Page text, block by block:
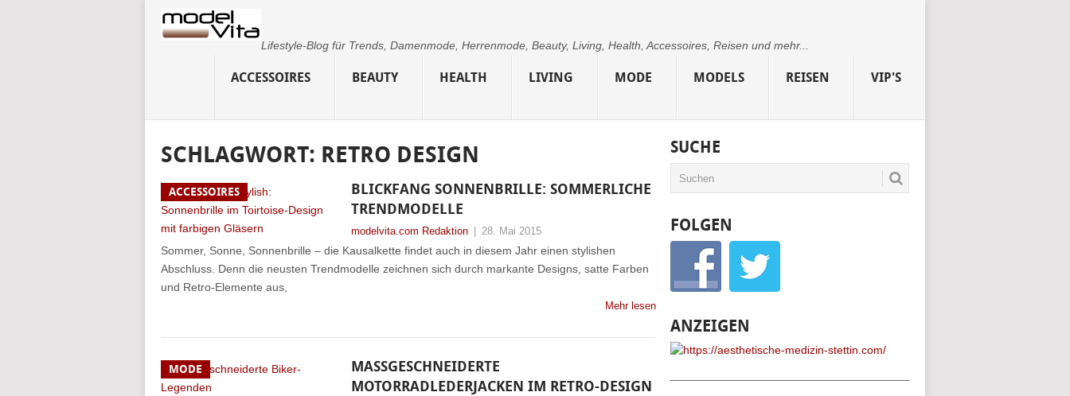
Lifestyle-Blog für Trends, Damenmode, Herrenmode, Beauty, Living, Health, Accessoires, Reisen und mehr...
ACCESSOIRES BEAUTY HEALTH LIVING MODE MODELS REISEN VIP'S
SCHLAGWORT: RETRO DESIGN
ACCESSOIRES
BLICKFANG SONNENBRILLE: SOMMERLICHE
TRENDMODELLE
modelvita.com Redaktion 28. Mai 2015
Sommer, Sonne, Sonnenbrille – die Kausalkette findet auch in diesem Jahr einen stylishen
Abschluss. Denn die neusten Trendmodelle zeichnen sich durch markante Designs, satte Farben
und Retro-Elemente aus,
Mehr lesen
MODE
MASSGESCHNEIDERTE M
OTORRADLEDERJACKEN IM RETRO-DESIGN
SUCHE
FOLGEN
ANZEIGEN